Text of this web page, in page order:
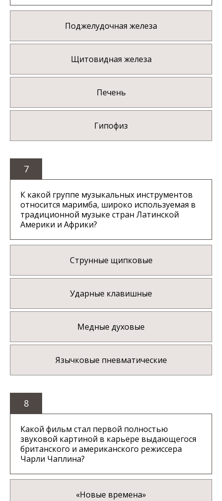
Поджелудочная железа
Щитовидная железа
Печень
Гипофиз
7
К какой группе музыкальных инструментов
относится маримба, широко используемая в
традиционной музыке стран Латинской
Америки и Африки?
Струнные щипковые
Ударные клавишные
Медные духовые
Язычковые пневматические
8
Какой фильм стал первой полностью
звуковой картиной в карьере выдающегося
британского и американского режиссера
Чарли Чаплина?
«Новые времена»